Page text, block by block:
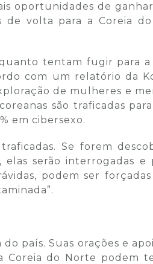
oportunidades de
de volta para a Coreia
tentam fugir para a
com um relatório da
de mulheres e
são traficadas
em cibersexo.
Se forem
serão interrogadas e
podem ser
país. Suas orações e
Coreia do Norte podem